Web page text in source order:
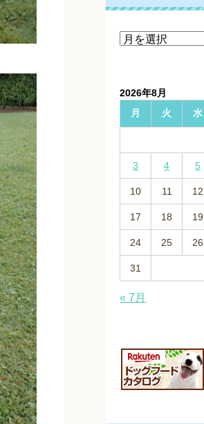
ア
ブ
2026年8月
月
火 水
3 4 5
10 11 12
17 18 19
24 25 26
31
« 7月